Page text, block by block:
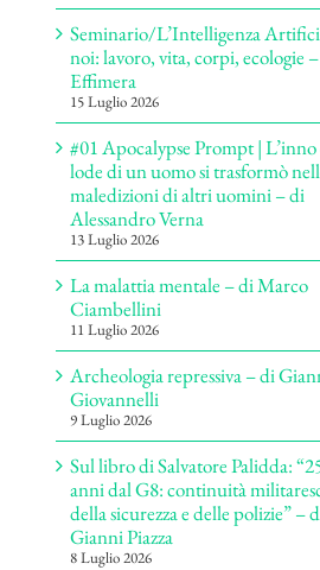
Seminario/L’Intelligenza
noi: lavoro, vita, corpi, ecologie
Effimera
15 Luglio 2026
#01 Apocalypse Prompt |
lode di un uomo si trasformò
maledizioni di altri uomini – di
Alessandro Verna
13 Luglio 2026
La malattia mentale – di Marco
Ciambellini
11 Luglio 2026
Archeologia repressiva – di
Giovannelli
9 Luglio 2026
Sul libro di Salvatore Palidda:
anni dal G8: continuità
della sicurezza e delle polizie” –
Gianni Piazza
8 Luglio 2026